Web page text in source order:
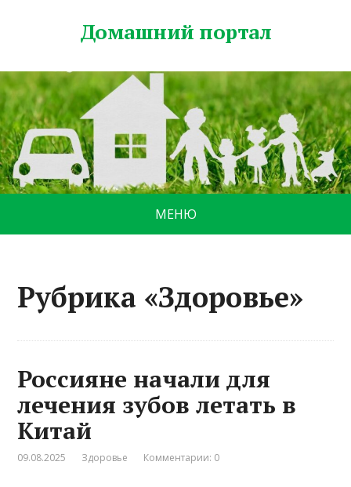
Домашний портал
МЕНЮ
Рубрика «Здоровье»
Россияне начали для
лечения зубов летать в
Китай
09.08.2025 Здоровье Комментарии: 0